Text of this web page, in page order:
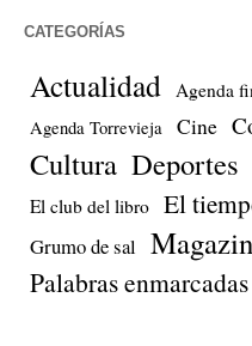
CATEGORÍAS
Actualidad Agenda
Agenda Torrevieja Cine
Cultura Deportes
El club del libro El
Grumo de sal
Palabras enmarcadas